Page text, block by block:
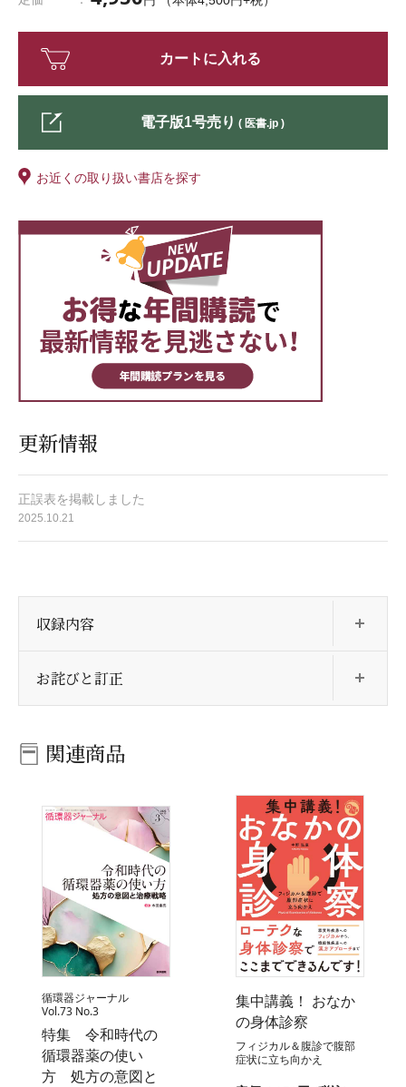
カートに入れる
電子版1号売り ( 医書.jp )
お近くの取り扱い書店を探す
更新情報
正誤表を掲載しました
2025.10.21
収録内容
お詫びと訂正
関連商品
循環器ジャーナル
Vol.73 No.3
特集 令和時代の
循環器薬の使い
方 処方の意図と
集中講義！ おなか
の身体診察
フィジカル＆腹診で腹部
症状に立ち向かえ